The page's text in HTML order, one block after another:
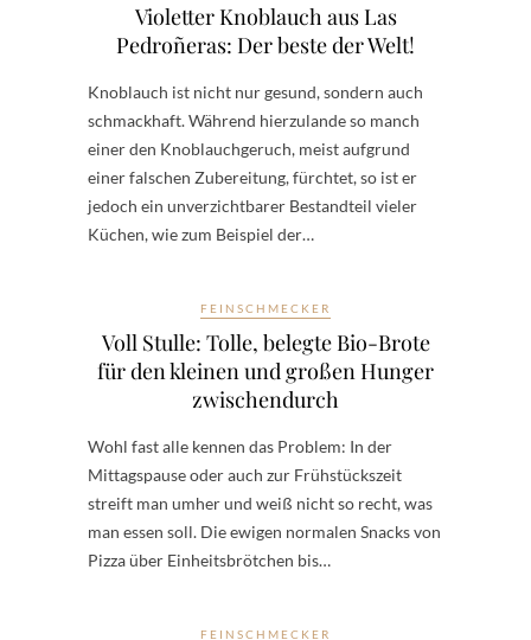
Violetter Knoblauch aus Las
Pedroñeras: Der beste der Welt!
Knoblauch ist nicht nur gesund, sondern auch
schmackhaft. Während hierzulande so manch
einer den Knoblauchgeruch, meist aufgrund
einer falschen Zubereitung, fürchtet, so ist er
jedoch ein unverzichtbarer Bestandteil vieler
Küchen, wie zum Beispiel der…
FEINSCHMECKER
Voll Stulle: Tolle, belegte Bio-Brote
für den kleinen und großen Hunger
zwischendurch
Wohl fast alle kennen das Problem: In der
Mittagspause oder auch zur Frühstückszeit
streift man umher und weiß nicht so recht, was
man essen soll. Die ewigen normalen Snacks von
Pizza über Einheitsbrötchen bis…
FEINSCHMECKER